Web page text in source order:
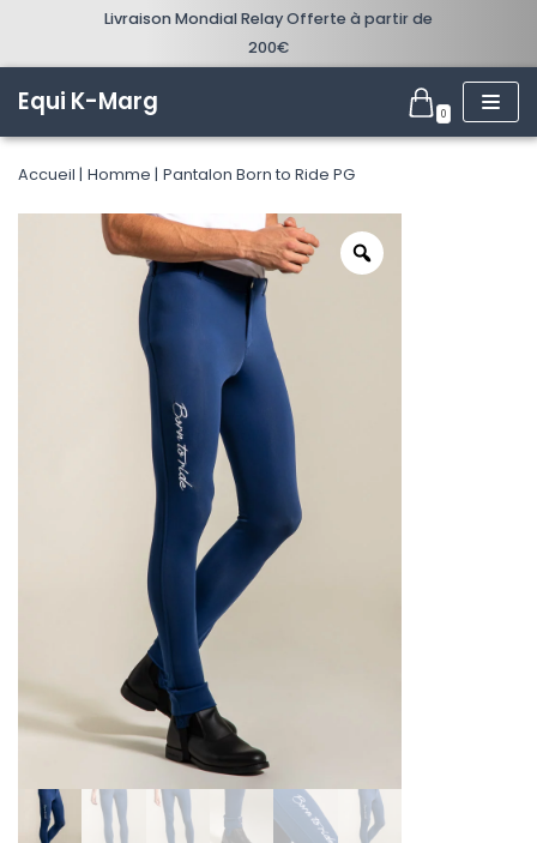
Livraison Mondial Relay Offerte à partir de
200€
Aller
au
contenu
Equi K-Marg 0
Accueil Homme Pantalon Born to Ride PG